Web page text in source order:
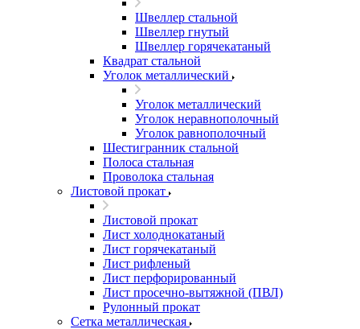
Швеллер стальной
Швеллер гнутый
Швеллер горячекатаный
Квадрат стальной
Уголок металлический
Уголок металлический
Уголок неравнополочный
Уголок равнополочный
Шестигранник стальной
Полоса стальная
Проволока стальная
Листовой прокат
Листовой прокат
Лист холоднокатаный
Лист горячекатаный
Лист рифленый
Лист перфорированный
Лист просечно-вытяжной (ПВЛ)
Рулонный прокат
Сетка металлическая